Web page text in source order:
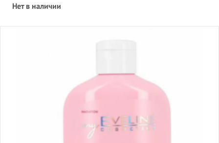
Нет в наличии